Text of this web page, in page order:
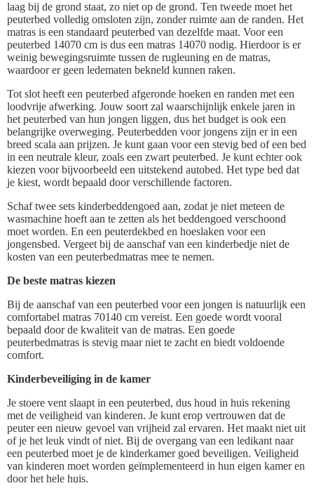
laag bij de grond staat, zo niet op de grond. Ten tweede moet het
peuterbed volledig omsloten zijn, zonder ruimte aan de randen. Het
matras is een standaard peuterbed van dezelfde maat. Voor een
peuterbed 14070 cm is dus een matras 14070 nodig. Hierdoor is er
weinig bewegingsruimte tussen de rugleuning en de matras,
waardoor er geen ledematen bekneld kunnen raken.
Tot slot heeft een peuterbed afgeronde hoeken en randen met een
loodvrije afwerking. Jouw soort zal waarschijnlijk enkele jaren in
het peuterbed van hun jongen liggen, dus het budget is ook een
belangrijke overweging. Peuterbedden voor jongens zijn er in een
breed scala aan prijzen. Je kunt gaan voor een stevig bed of een bed
in een neutrale kleur, zoals een zwart peuterbed. Je kunt echter ook
kiezen voor bijvoorbeeld een uitstekend autobed. Het type bed dat
je kiest, wordt bepaald door verschillende factoren.
Schaf twee sets kinderbeddengoed aan, zodat je niet meteen de
wasmachine hoeft aan te zetten als het beddengoed verschoond
moet worden. En een peuterdekbed en hoeslaken voor een
jongensbed. Vergeet bij de aanschaf van een kinderbedje niet de
kosten van een peuterbedmatras mee te nemen.
De beste matras kiezen
Bij de aanschaf van een peuterbed voor een jongen is natuurlijk een
comfortabel matras 70140 cm vereist. Een goede wordt vooral
bepaald door de kwaliteit van de matras. Een goede
peuterbedmatras is stevig maar niet te zacht en biedt voldoende
comfort.
Kinderbeveiliging in de kamer
Je stoere vent slaapt in een peuterbed, dus houd in huis rekening
met de veiligheid van kinderen. Je kunt erop vertrouwen dat de
peuter een nieuw gevoel van vrijheid zal ervaren. Het maakt niet uit
of je het leuk vindt of niet. Bij de overgang van een ledikant naar
een peuterbed moet je de kinderkamer goed beveiligen. Veiligheid
van kinderen moet worden geïmplementeerd in hun eigen kamer en
door het hele huis.